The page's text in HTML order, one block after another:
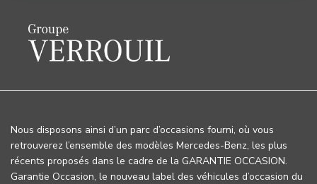
Nous disposons ainsi d’un parc d’occasions fourni, où vous
retrouverez l’ensemble des modèles Mercedes-Benz, les plus
récents proposés dans le cadre de la GARANTIE OCCASION.
Garantie Occasion, le nouveau label des véhicules d’occasion du